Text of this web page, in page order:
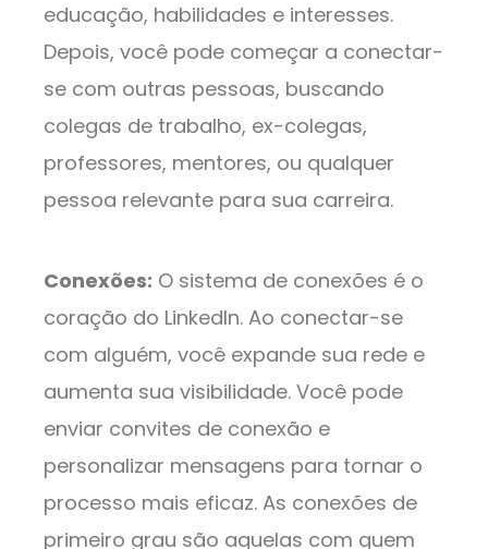
educação, habilidades e interesses.
Depois, você pode começar a conectar-
se com outras pessoas, buscando
colegas de trabalho, ex-colegas,
professores, mentores, ou qualquer
pessoa relevante para sua carreira.
Conexões: O sistema de conexões é o
coração do LinkedIn. Ao conectar-se
com alguém, você expande sua rede e
aumenta sua visibilidade. Você pode
enviar convites de conexão e
personalizar mensagens para tornar o
processo mais eficaz. As conexões de
primeiro grau são aquelas com quem